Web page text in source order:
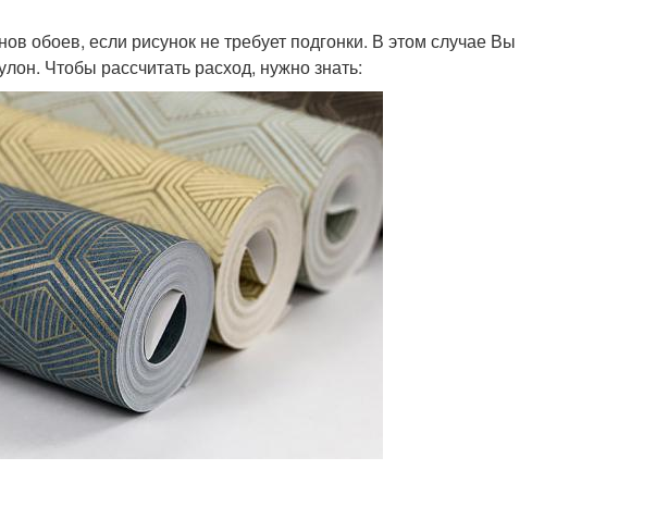
обоев, если рисунок не требует подгонки. В этом случае Вы
Чтобы рассчитать расход, нужно знать: